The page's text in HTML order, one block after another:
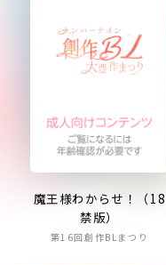
魔王様わからせ！（18
禁版）
第16回創作BLまつり